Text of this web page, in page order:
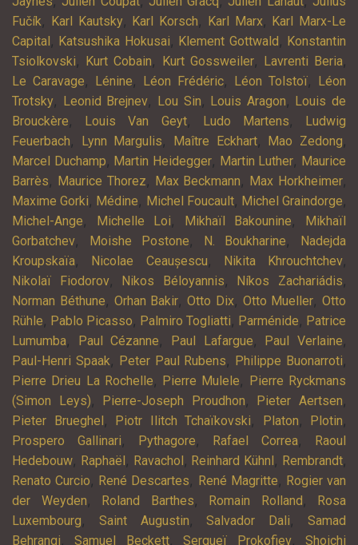
Fučík, Karl Kautsky, Karl Korsch, Karl Marx, Karl Marx-Le
Capital , Katsushika Hokusai, Klement Gottwald , Konstantin
Tsiolkovski, Kurt Cobain, Kurt Gossweiler, Lavrenti Beria,
Le Caravage, Lénine, Léon Frédéric, Léon Tolstoï,
Léon
Trotsky, Leonid Brejnev, Lou Sin, Louis Aragon, Louis de
Brouckère, Louis Van Geyt, Ludo Martens,
Ludwig
Feuerbach, Lynn Margulis, Maître Eckhart, Mao Zedong,
Marcel Duchamp, Martin Heidegger, Martin Luther, Maurice
Barrès, Maurice Thorez, Max Beckmann, Max Horkheimer,
Maxime Gorki, Médine, Michel Foucault, Michel Graindorge,
Michel-Ange, Michelle Loi, Mikhaïl Bakounine,
Mikhaïl
Gorbatchev, Moishe Postone, N. Boukharine,
Nadejda
Kroupskaïa, Nicolae Ceaușescu, Nikita Khrouchtchev,
Nikolaï Fiodorov, Nikos Béloyannis, Níkos Zachariádis,
Norman Béthune, Orhan Bakir, Otto Dix, Otto Mueller, Otto
Rühle, Pablo Picasso, Palmiro Togliatti, Parménide, Patrice
Lumumba, Paul Cézanne, Paul Lafargue, Paul Verlaine,
Paul-Henri Spaak, Peter Paul Rubens, Philippe Buonarroti,
Pierre Drieu La Rochelle, Pierre Mulele,
Pierre Ryckmans
(Simon Leys), Pierre-Joseph Proudhon, Pieter Aertsen,
Pieter Brueghel , Piotr Ilitch Tchaïkovski, Platon, Plotin,
Prospero Gallinari, Pythagore, Rafael Correa,
Raoul
Hedebouw, Raphaël , Ravachol , Reinhard Kühnl , Rembrandt,
Renato Curcio, René Descartes, René Magritte, Rogier van
der Weyden, Roland Barthes, Romain Rolland ,
Rosa
Luxembourg, Saint Augustin,Salvador Dali,Samad
Behrangi,Samuel Beckett,Sergueï Prokofiev,Shoichi